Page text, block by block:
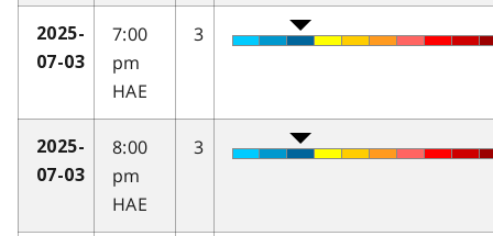
2025-
07-03
7:00
pm
HAE
3
2025-
07-03
8:00
pm
HAE
3